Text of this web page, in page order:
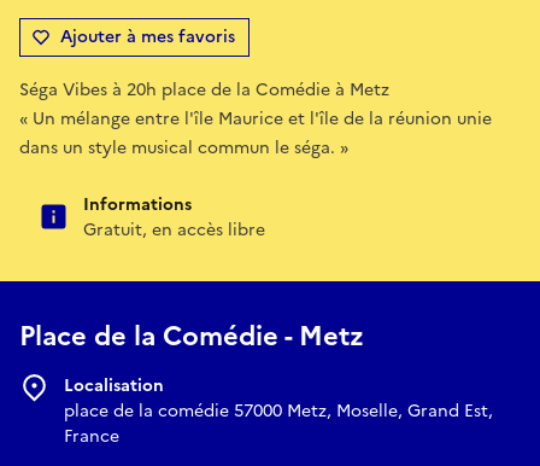
Ajouter à mes favoris
Séga Vibes à 20h place de la Comédie à Metz
« Un mélange entre l'île Maurice et l'île de la réunion unie
dans un style musical commun le séga. »
Informations
Gratuit, en accès libre
Place de la Comédie - Metz
Localisation
place de la comédie 57000 Metz, Moselle, Grand Est,
France